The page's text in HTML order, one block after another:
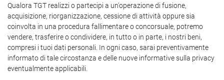
Qualora TGT realizzi o partecipi a un'operazione di fusione,
acquisizione, riorganizzazione, cessione di attività oppure sia
coinvolta in una procedura fallimentare o concorsuale, potremo
vendere, trasferire o condividere, in tutto o in parte, i nostri beni,
compresi i tuoi dati personali. In ogni caso, sarai preventivamente
informato di tale circostanza e delle nuove informative sulla privacy
eventualmente applicabili.